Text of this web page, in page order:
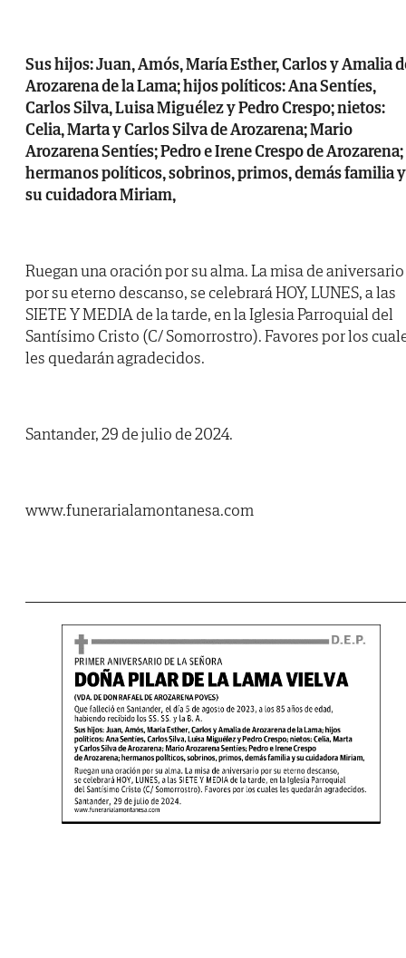
Sus hijos: Juan, Amós, María Esther, Carlos y Amalia
Arozarena de la Lama; hijos políticos: Ana Sentíes,
Carlos Silva, Luisa Miguélez y Pedro Crespo; nietos:
Celia, Marta y Carlos Silva de Arozarena; Mario
Arozarena Sentíes; Pedro e Irene Crespo de Arozarena;
hermanos políticos, sobrinos, primos, demás familia y
su cuidadora Miriam,
Ruegan una oración por su alma. La misa de aniversario
por su eterno descanso, se celebrará HOY, LUNES, a las
SIETE Y MEDIA de la tarde, en la Iglesia Parroquial del
Santísimo Cristo (C/ Somorrostro). Favores por los
les quedarán agradecidos.
Santander, 29 de julio de 2024.
www.funerarialamontanesa.com